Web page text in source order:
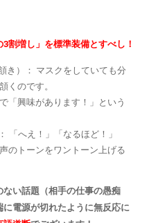
割増し」を標準装備とすべし！
き）： マスクをしていても分
くのです。
「興味があります！」という
「へえ！」「なるほど！」
のトーンをワントーン上げる
い話題（相手の仕事の愚痴
電源が切れたように無反応に